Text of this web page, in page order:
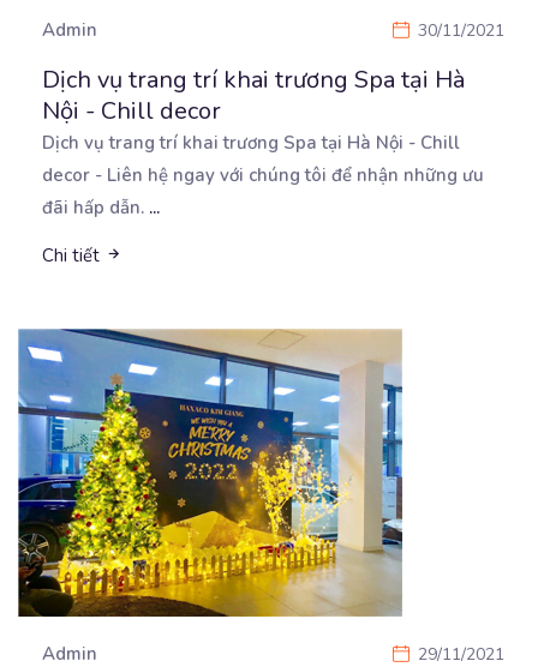
Admin 30/11/2021
Dịch vụ trang trí khai trương Spa tại Hà
Nội - Chill decor
Dịch vụ trang trí khai trương Spa tại Hà Nội - Chill
decor - Liên hệ ngay với chúng tôi để nhận những ưu
đãi hấp dẫn. ...
Chi tiết
Admin 29/11/2021